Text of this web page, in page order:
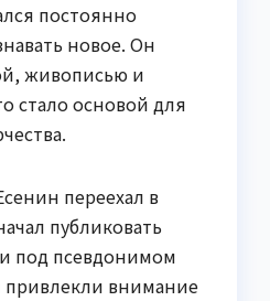
постоянно
новое. Он
живописью и
стало основой для
переехал в
публиковать
под псевдонимом
привлекли внимание